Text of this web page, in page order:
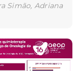
Simão, Adriana